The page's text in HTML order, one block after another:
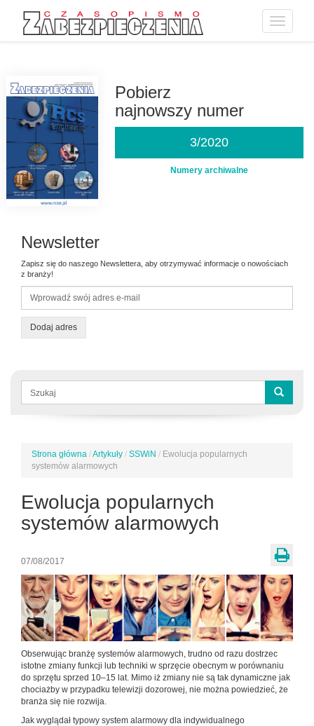
Toggle
Pobierz
najnowszy numer
3/2020
Numery archiwalne
Newsletter
Zapisz się do naszego Newslettera, aby otrzymywać informacje o nowościach
z branży!
Dodaj adres
Formularz
wyszukiwania
Jesteś
tutaj
Strona główna /Artykuły / SSWiN / Ewolucja popularnych
systemów alarmowych
Ewolucja popularnych
systemów alarmowych
07/08/2017
Obserwując branżę systemów alarmowych, trudno od razu dostrzec
istotne zmiany funkcji lub techniki w sprzęcie obecnym w porównaniu
do sprzętu sprzed 10–15 lat. Mimo iż zmiany nie są tak dynamiczne jak
chociażby w przypadku telewizji dozorowej, nie można powiedzieć, że
branża się nie rozwija.
Jak wyglądał typowy system alarmowy dla indywidualnego